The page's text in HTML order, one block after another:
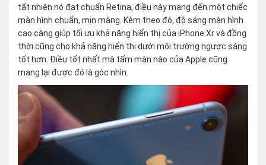
tất nhiên nó đạt chuẩn Retina, điều này mang đến một chiếc
màn hình chuẩn, mịn màng. Kèm theo đó, độ sáng màn hình
cao càng giúp tối ưu khả năng hiển thị của iPhone Xr và đồng
thời cũng cho khả năng hiển thị dưới môi trường ngược sáng
tốt hơn. Điều tốt nhất mà tấm màn nào của Apple cũng
mang lại được đó là góc nhìn.